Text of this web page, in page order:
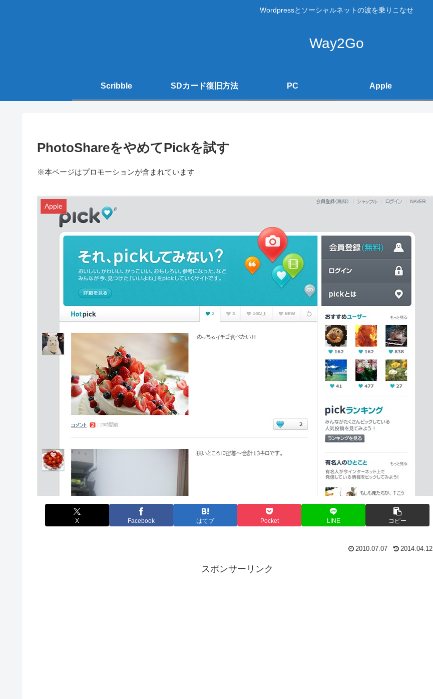
Wordpressとソーシャルネットの波を乗りこなせ
Way2Go
Scribble SDカード復旧方法 PC Apple
PhotoShareをやめてPickを試す
※本ページはプロモーションが含まれています
Apple
X Facebook はてブ Pocket LINE コピー
2010.07.07 2014.04.12
スポンサーリンク